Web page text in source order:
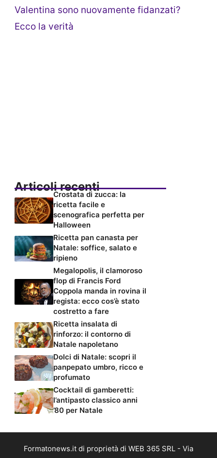
Valentina sono nuovamente fidanzati?
Ecco la verità
Articoli recenti
Crostata di zucca: la
ricetta facile e
scenografica perfetta per
Halloween
Ricetta pan canasta per
Natale: soffice, salato e
ripieno
Megalopolis, il clamoroso
flop di Francis Ford
Coppola manda in rovina il
regista: ecco cos’è stato
costretto a fare
Ricetta insalata di
rinforzo: il contorno di
Natale napoletano
Dolci di Natale: scopri il
panpepato umbro, ricco e
profumato
Cocktail di gamberetti:
l’antipasto classico anni
’80 per Natale
Formatonews.it di proprietà di WEB 365 SRL - Via